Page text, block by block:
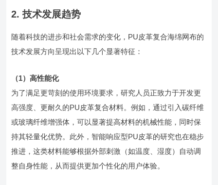
2. 技术发展趋势
随着科技的进步和社会需求的变化，PU皮革复合海绵网布的
技术发展方向呈现出以下几个显著特征：
（1）高性能化
为了满足更苛刻的使用环境要求，研究人员正致力于开发更
高强度、更耐久的PU皮革复合材料。例如，通过引入碳纤维
或玻璃纤维增强体，可以显著提高材料的机械性能，同时保
持其轻量化优势。此外，智能响应型PU皮革的研究也在稳步
推进，这类材料能够根据外部刺激（如温度、湿度）自动调
整自身性能，从而提供更加个性化的用户体验。